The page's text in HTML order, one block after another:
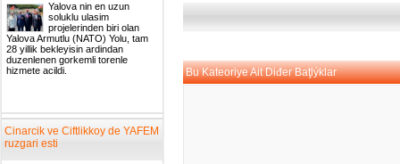
Bu Kateoriye Ait Diđer Baţlýklar
Yalova nin en uzun
soluklu ulasim
projelerinden biri olan
Yalova Armutlu (NATO) Yolu, tam
28 yillik bekleyisin ardindan
duzenlenen gorkemli torenle
hizmete acildi.
Cinarcik ve Ciftlikkoy de YAFEM
ruzgari esti